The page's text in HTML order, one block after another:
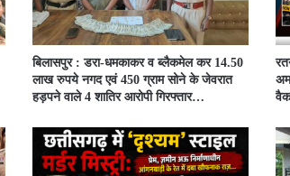
बिलासपुर : डरा-धमकाकर व ब्लैकमेल कर 14.50
लाख रुपये नगद एवं 450 ग्राम सोने के जेवरात
हड़पने वाले 4 शातिर आरोपी गिरफ्तार…